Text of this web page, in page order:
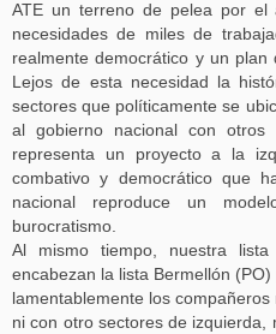
ATE un terreno de pelea por el
necesidades de miles de
realmente democrático y un
Lejos de esta necesidad la
sectores que políticamente se
al gobierno nacional con
representa un proyecto a la
combativo y democrático que
nacional reproduce un
burocratismo.
Al mismo tiempo, nuestra
encabezan la lista Bermellón
lamentablemente los
ni con otro sectores de